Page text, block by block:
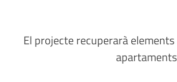
El projecte recuperarà